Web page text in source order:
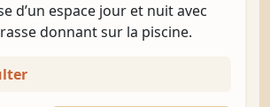
d’un espace jour et nuit avec
donnant sur la piscine.